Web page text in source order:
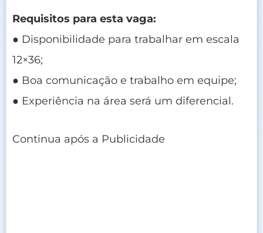
Requisitos para esta vaga:
● Disponibilidade para trabalhar em escala
12×36;
● Boa comunicação e trabalho em equipe;
● Experiência na área será um diferencial.
Continua após a Publicidade